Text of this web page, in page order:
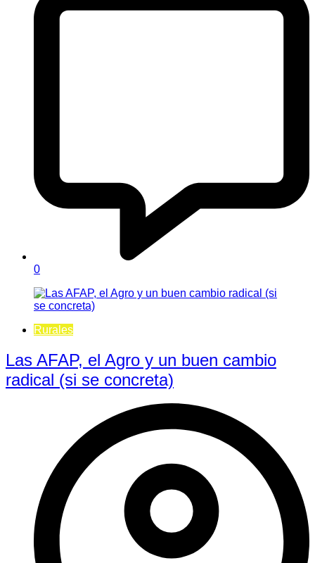
0
Rurales
Las AFAP, el Agro y un buen cambio
radical (si se concreta)